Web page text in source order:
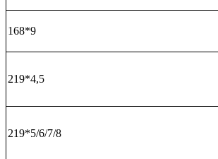
168*9
219*4,5
219*5/6/7/8